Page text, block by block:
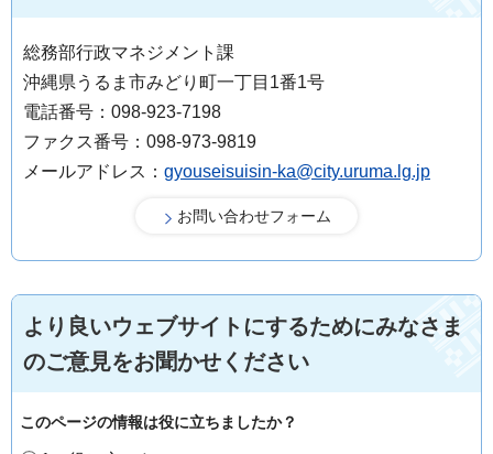
総務部行政マネジメント課
沖縄県うるま市みどり町一丁目1番1号
電話番号：098-923-7198
ファクス番号：098-973-9819
メールアドレス： gyouseisuisin-ka@city.uruma.lg.jp
より良いウェブサイトにするためにみなさま
のご意見をお聞かせください
このページの情報は役に立ちましたか？